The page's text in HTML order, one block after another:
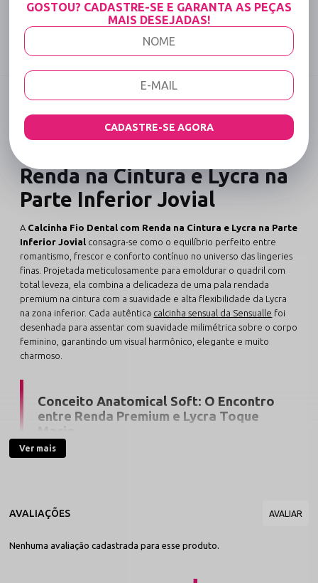
Tabela de medidas
Compartilhe:
DESCRIÇÃO COMPLETA
Código identificador (SKU):3099
Renda na Cintura e Lycra na
Parte Inferior Jovial
A Calcinha Fio Dental com Renda na Cintura e Lycra na Parte
Inferior Jovial consagra-se como o equilíbrio perfeito entre
romantismo, frescor e conforto contínuo no universo das lingeries
finas. Projetada meticulosamente para emoldurar o quadril com
total leveza, ela combina a delicadeza de uma pala rendada
premium na cintura com a suavidade e alta flexibilidade da Lycra
na zona inferior. Cada autêntica calcinha sensual da Sensualle foi
desenhada para assentar com suavidade milimétrica sobre o corpo
feminino, garantindo um visual harmônico, elegante e muito
charmoso.
Conceito Anatomical Soft: O Encontro
entre Renda Premium e Lycra Toque
Macio
Desenvolvida para valorizar a silhueta sem abrir mão do
deixam marcas na pele. Sua base inferior em Lycra confere
máxima respirabilidade e leveza contínua, sendo a união
Ver mais
Nenhuma avaliação cadastrada para esse produto.
GOSTOU? CADASTRE-SE E GARANTA AS PEÇAS
MAIS DESEJADAS!
CADASTRE-SE AGORA